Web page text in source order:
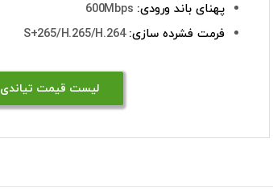
پهنای باند ورودی: 600Mbps
فرمت فشرده سازی:S+265/H.265/H.264
لیست قیمت تیاندی